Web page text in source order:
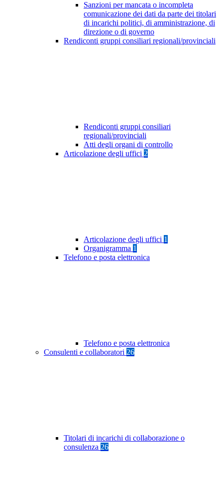
Sanzioni per mancata o incompleta
comunicazione dei dati da parte dei titolari
di incarichi politici, di amministrazione, di
direzione o di governo
Rendiconti gruppi consiliari regionali/provinciali
Rendiconti gruppi consiliari
regionali/provinciali
Atti degli organi di controllo
Articolazione degli uffici 2
Articolazione degli uffici 1
Organigramma 1
Telefono e posta elettronica
Telefono e posta elettronica
Consulenti e collaboratori 26
Titolari di incarichi di collaborazione o
consulenza 26